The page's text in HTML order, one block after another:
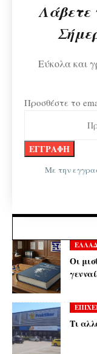
Λάβετε
Εύκολα και
Προσθέστε το
Με την
Οι
Τι